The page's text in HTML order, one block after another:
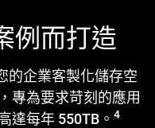
例而打造
的企業客製化儲存空
專為要求苛刻的應用
達每年 550TB。 4